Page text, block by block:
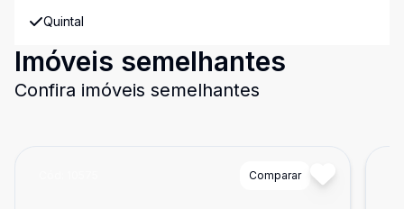
Quintal
Imóveis semelhantes
Confira imóveis semelhantes
Comparar